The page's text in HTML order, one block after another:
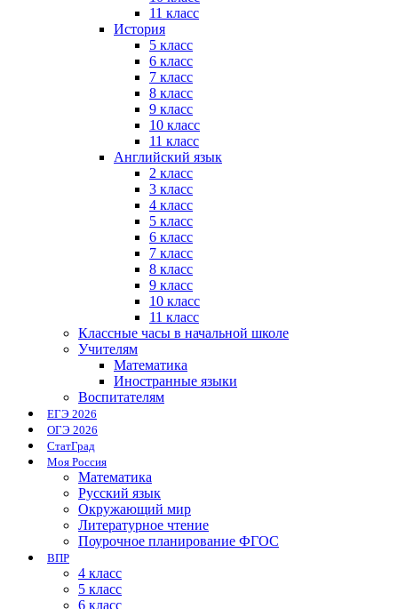
11 класс
История
5 класс
6 класс
7 класс
8 класс
9 класс
10 класс
11 класс
Английский язык
2 класс
3 класс
4 класс
5 класс
6 класс
7 класс
8 класс
9 класс
10 класс
11 класс
Классные часы в начальной школе
Учителям
Математика
Иностранные языки
Воспитателям
ЕГЭ 2026
ОГЭ 2026
СтатГрад
Моя Россия
Математика
Русский язык
Окружающий мир
Литературное чтение
Поурочное планирование ФГОС
ВПР
4 класс
5 класс
6 класс